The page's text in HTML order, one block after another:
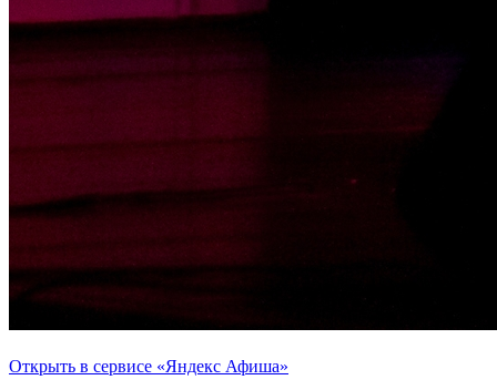
Открыть в сервисе «Яндекс Афиша»